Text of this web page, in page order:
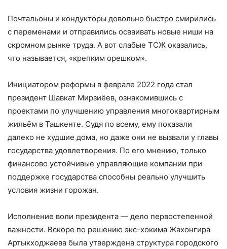
Почтальоны и кондукторы довольно быстро смирились
с переменами и отправились осваивать новые ниши на
скромном рынке труда. А вот слабые ТСЖ оказались,
что называется, «крепким орешком».
Инициатором реформы в феврале 2022 года стал
президент Шавкат Мирзиёев, ознакомившись с
проектами по улучшению управления многоквартирным
жильём в Ташкенте. Судя по всему, ему показали
далеко не худшие дома, но даже они не вызвали у главы
государства удовлетворения. По его мнению, только
финансово устойчивые управляющие компании при
поддержке государства способны реально улучшить
условия жизни горожан.
Исполнение воли президента — дело первостепенной
важности. Вскоре по решению экс-хокима Жахонгира
Артыкходжаева была утверждена структура городского